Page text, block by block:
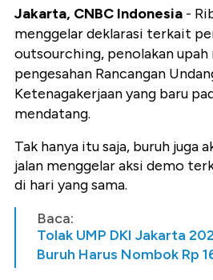
Jakarta, CNBC Indonesia -
menggelar deklarasi terkait
outsourching, penolakan upah
pengesahan Rancangan
Ketenagakerjaan yang baru
mendatang.
Tak hanya itu saja, buruh juga
jalan menggelar aksi demo
di hari yang sama.
Baca:
Tolak UMP DKI Jakarta
Buruh Harus Nombok Rp